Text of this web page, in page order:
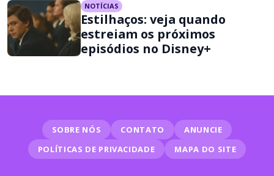
NOTÍCIAS
Estilhaços: veja quando
estreiam os próximos
episódios no Disney+
SOBRE NÓS CONTATO
ANUNCIE
POLÍTICAS DE PRIVACIDADE
MAPA DO SITE